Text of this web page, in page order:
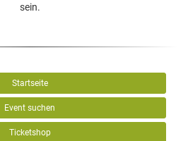
sein.
Startseite
Event suchen
Ticketshop